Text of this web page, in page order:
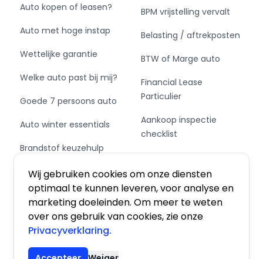
Wij gebruiken cookies om onze diensten
optimaal te kunnen leveren, voor analyse en
marketing doeleinden. Om meer te weten
over ons gebruik van cookies, zie onze
Privacyverklaring.
Auto kopen of leasen?
Auto met hoge instap
Wettelijke garantie
Welke auto past bij mij?
Goede 7 persoons auto
Auto winter essentials
Brandstof keuzehulp
Schakel of automaat?
BPM vrijstelling vervalt
Belasting / aftrekposten
BTW of Marge auto
Financial Lease
Particulier
Aankoop inspectie
checklist
Private Leasen,
Financieren of Kopen?